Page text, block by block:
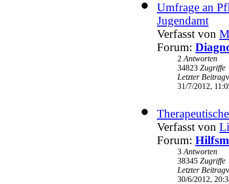
Umfrage an
Jugendamt
Verfasst von
Forum:
2 Antworten
34823 Zugriffe
Letzter Beitrag
31/7/2012,
Verfasst von
Forum:
3 Antworten
38345 Zugriffe
Letzter Beitrag
30/6/2012,